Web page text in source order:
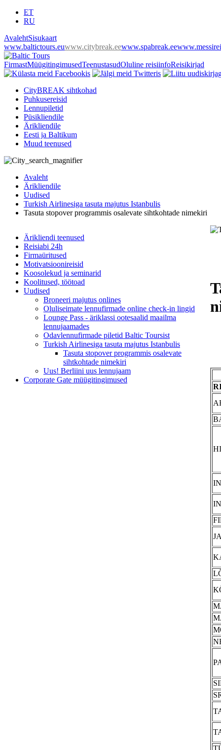
ET
RU
AvalehtSisukaart
www.baltictours.euwww.citybreak.eewww.spabreak.ee
FirmastMüügitingimusedTeenustasudOluline reisiinfoReisikirjad
CityBREAK sihtkohad
Puhkusereisid
Lennupiletid
Püsikliendile
Ärikliendile
Eesti ja Baltikum
Muud teenused
Avaleht
Ärikliendile
Uudised
Turkish Airlinesiga tasuta majutus Istanbulis
Tasuta stopover programmis osalevate sihtkohtade nimekiri
Ärikliendi teenused
Reisiabi 24h
Firmaüritused
Motivatsioonireisid
Koosolekud ja seminarid
Koolitused, töötoad
Uudised
Broneeri majutus onlines
Oluliseimate lennufirmade online check-in lingid
Lounge Pass - äriklassi ootesaalid maailma
lennujaamades
Odavlennufirmade piletid Baltic Toursist
Turkish Airlinesiga tasuta majutus Istanbulis
Tasuta stopover programmis osalevate
sihtkohtade nimekiri
Uus! Berliini uus lennujaam
Corporate Gate müügitingimused